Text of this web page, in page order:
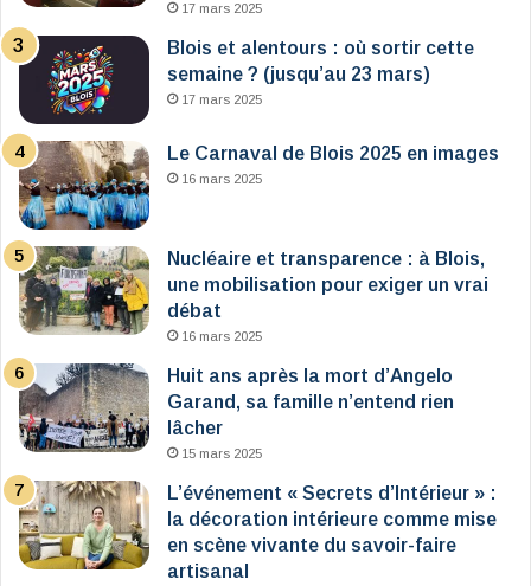
17 mars 2025
Blois et alentours : où sortir cette
semaine ? (jusqu’au 23 mars)
17 mars 2025
Le Carnaval de Blois 2025 en images
16 mars 2025
Nucléaire et transparence : à Blois,
une mobilisation pour exiger un vrai
débat
16 mars 2025
Huit ans après la mort d’Angelo
Garand, sa famille n’entend rien
lâcher
15 mars 2025
L’événement « Secrets d’Intérieur » :
la décoration intérieure comme mise
en scène vivante du savoir-faire
artisanal